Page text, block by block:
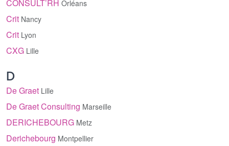
CONSULT’RH Orléans
Crit Nancy
Crit Lyon
CXG Lille
D
De Graet Lille
De Graet Consulting Marseille
DERICHEBOURG Metz
Derichebourg Montpellier